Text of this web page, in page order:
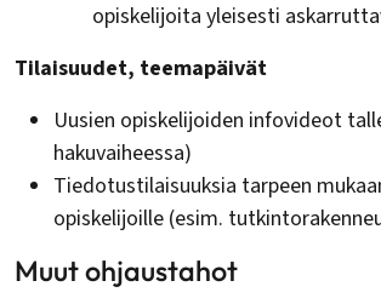
opiskelijoita yleisesti
Tilaisuudet, teemapäivät
Uusien opiskelijoiden infovideot
hakuvaiheessa)
Tiedotustilaisuuksia tarpeen
opiskelijoille (esim.
Muut ohjaustahot